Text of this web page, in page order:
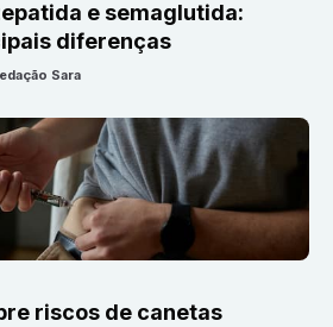
e semaglutida:
diferenças
Sara
riscos de canetas